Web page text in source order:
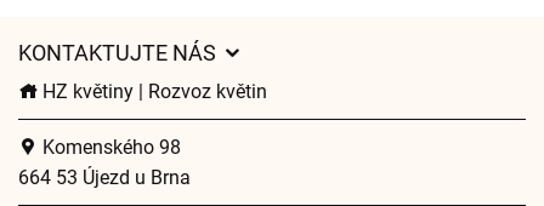
KONTAKTUJTE NÁS
HZ květiny | Rozvoz květin
Komenského 98
664 53 Újezd u Brna